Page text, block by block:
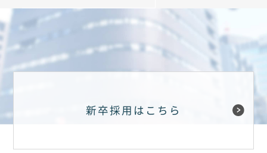
新卒採用はこちら